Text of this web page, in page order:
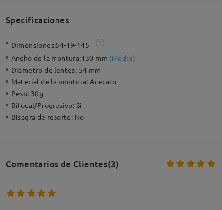
Specificaciones
Dimensiones:54-19-145
Ancho de la montura:130 mm (Medio)
Diametro de lentes: 54 mm
Material de la montura:Acetato
Peso: 30g
Bifocal/Progresivo: Sí
Bisagra de resorte: No
Comentarios de Clientes(3)